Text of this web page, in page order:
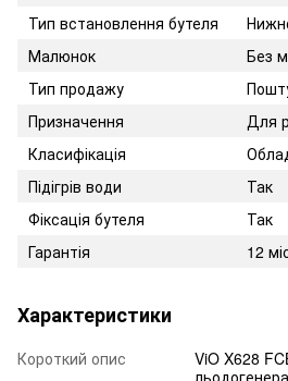
Тип встановлення бутеля
Малюнок
Без
Тип продажу
Призначення
Для
Класифікація
Підігрів води
Так
Фіксація бутеля
Так
Гарантія
12
Характеристики
Короткий опис
ViO X628